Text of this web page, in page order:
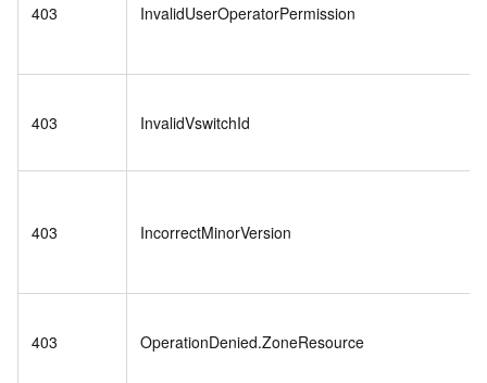
403 InvalidUserOperatorPermission
403 InvalidVswitchId
403 IncorrectMinorVersion
403 OperationDenied.ZoneResource